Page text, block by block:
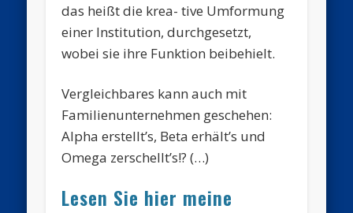
das heißt die krea- tive Umformung
einer Institution, durchgesetzt,
wobei sie ihre Funktion beibehielt.
Vergleichbares kann auch mit
Familienunternehmen geschehen:
Alpha erstellt’s, Beta erhält’s und
Omega zerschellt’s!? (…)
Lesen Sie hier meine